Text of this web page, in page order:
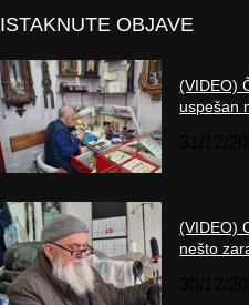
ISTAKNUTE OBJAVE
(VIDEO)
uspešan
(VIDEO)
nešto